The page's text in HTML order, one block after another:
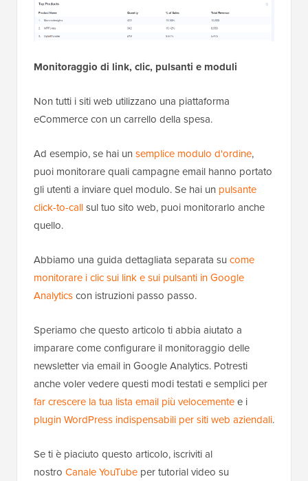
Monitoraggio di link, clic, pulsanti e moduli
Non tutti i siti web utilizzano una piattaforma
eCommerce con un carrello della spesa.
Ad esempio, se hai un semplice modulo d'ordine,
puoi monitorare quali campagne email hanno portato
gli utenti a inviare quel modulo. Se hai un pulsante
click-to-callsul tuo sito web, puoi monitorarlo anche
quello.
Abbiamo una guida dettagliata separata su come
monitorare i clic sui link e sui pulsanti in Google
Analyticscon istruzioni passo passo.
Speriamo che questo articolo ti abbia aiutato a
imparare come configurare il monitoraggio delle
newsletter via email in Google Analytics. Potresti
anche voler vedere questi modi testati e semplici per
far crescere la tua lista email più velocementee i
plugin WordPress indispensabili per siti web aziendali.
Se ti è piaciuto questo articolo, iscriviti al
nostro Canale YouTube per tutorial video su